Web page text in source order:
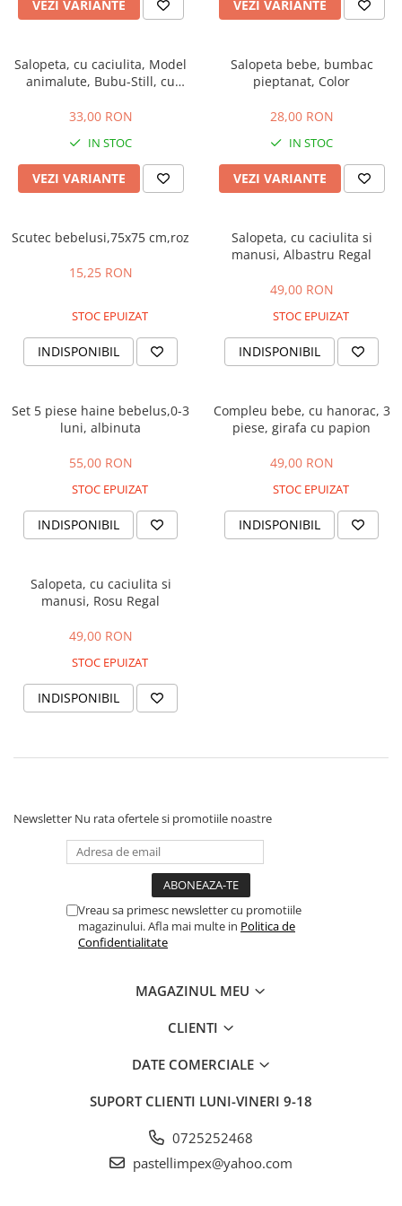
Veste bebe
Rochite bebeluse
Pantaloni de exterior
Bluze si pulovere
Babetele
Veste bebe
Ciorapi
Pantaloni de exterior
Bluze si pulovere
Babetele
Hainute bumbac organic
Articole mamici
Jucarii tip Montessori
Masinute electrice
Jucarii gonflabile
Jucarii de nisip
Table de scris
Adidasi
VEZI VARIANTE VEZI VARIANTE
Salopeta, cu caciulita, Model
animalute, Bubu-Still, cu
33,00 RON
IN STOC
VEZI VARIANTE
Salopeta bebe, bumbac
pieptanat, Color
28,00 RON
IN STOC
VEZI VARIANTE
Scutec bebelusi,75x75 cm,roz
15,25 RON
STOC EPUIZAT
INDISPONIBIL
Salopeta, cu caciulita si
manusi, Albastru Regal
49,00 RON
STOC EPUIZAT
INDISPONIBIL
Set 5 piese haine bebelus,0-3
luni, albinuta
55,00 RON
STOC EPUIZAT
INDISPONIBIL
Compleu bebe, cu hanorac, 3
piese, girafa cu papion
49,00 RON
STOC EPUIZAT
INDISPONIBIL
Salopeta, cu caciulita si
manusi, Rosu Regal
49,00 RON
STOC EPUIZAT
INDISPONIBIL
Newsletter Nu rata ofertele si promotiile noastre
Vreau sa primesc newsletter cu promotiile
magazinului. Afla mai multe in Politica de
Confidentialitate
MAGAZINUL MEU
CLIENTI
DATE COMERCIALE
SUPORT CLIENTI LUNI-VINERI 9-18
0725252468
pastellimpex@yahoo.com